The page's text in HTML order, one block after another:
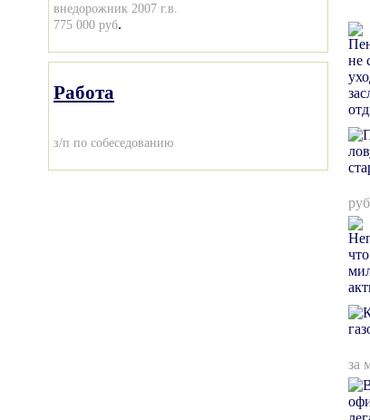
внедорожник 2007 г.в.
775 000 руб.
Работа
з/п по собеседованию
за